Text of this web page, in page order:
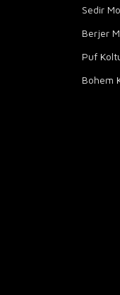
Sedir
Berjer
Puf
Bohem